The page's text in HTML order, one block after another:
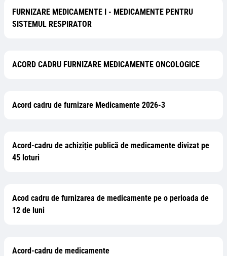
FURNIZARE MEDICAMENTE I - MEDICAMENTE PENTRU
SISTEMUL RESPIRATOR
ACORD CADRU FURNIZARE MEDICAMENTE ONCOLOGICE
Acord cadru de furnizare Medicamente 2026-3
Acord-cadru de achiziție publică de medicamente divizat pe
45 loturi
Acod cadru de furnizarea de medicamente pe o perioada de
12 de luni
Acord-cadru de medicamente